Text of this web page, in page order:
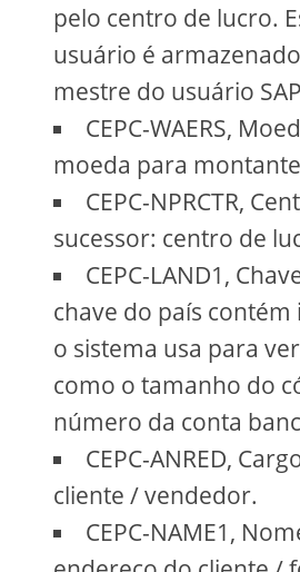
pelo centro de lucro.
usuário é
mestre do usuário
CEPC-WAERS,
moeda para
CEPC-NPRCTR,
sucessor: centro de
CEPC-LAND1,
chave do país
o sistema usa para
como o tamanho do
número da conta
CEPC-ANRED,
cliente / vendedor.
CEPC-NAME1,